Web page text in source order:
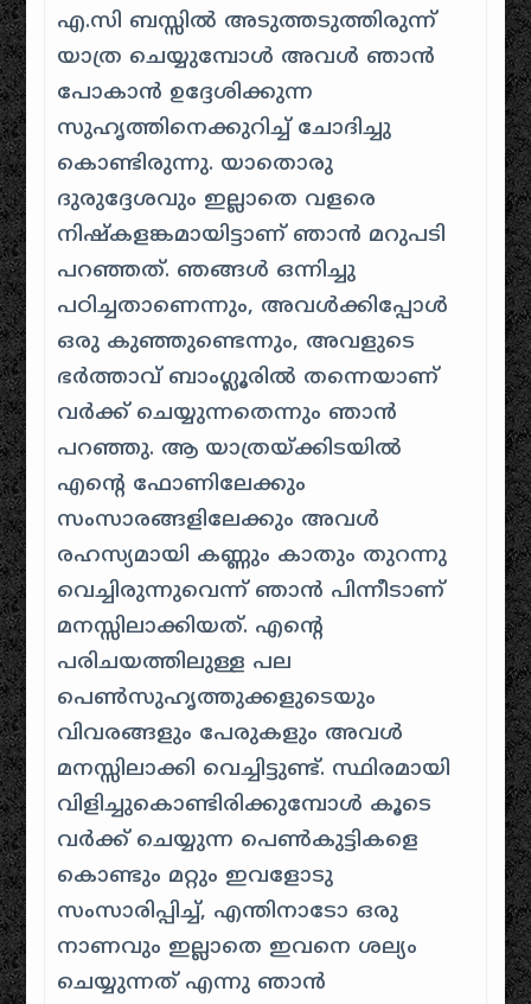
എ.സി ബസ്സിൽ അടുത്തടുത്തിരുന്ന്
യാത്ര ചെയ്യുമ്പോൾ അവൾ ഞാൻ
പോകാൻ ഉദ്ദേശിക്കുന്ന
സുഹൃത്തിനെക്കുറിച്ച് ചോദിച്ചു
കൊണ്ടിരുന്നു. യാതൊരു
ദുരുദ്ദേശവും ഇല്ലാതെ വളരെ
നിഷ്കളങ്കമായിട്ടാണ് ഞാൻ മറുപടി
പറഞ്ഞത്. ഞങ്ങൾ ഒന്നിച്ചു
പഠിച്ചതാണെന്നും, അവൾക്കിപ്പോൾ
ഒരു കുഞ്ഞുണ്ടെന്നും, അവളുടെ
ഭർത്താവ് ബാംഗ്ലൂരിൽ തന്നെയാണ്
വർക്ക് ചെയ്യുന്നതെന്നും ഞാൻ
പറഞ്ഞു. ആ യാത്രയ്ക്കിടയിൽ
എൻ്റെ ഫോണിലേക്കും
സംസാരങ്ങളിലേക്കും അവൾ
രഹസ്യമായി കണ്ണും കാതും തുറന്നു
വെച്ചിരുന്നുവെന്ന് ഞാൻ പിന്നീടാണ്
മനസ്സിലാക്കിയത്. എൻ്റെ
പരിചയത്തിലുള്ള പല
പെൺസുഹൃത്തുക്കളുടെയും
വിവരങ്ങളും പേരുകളും അവൾ
മനസ്സിലാക്കി വെച്ചിട്ടുണ്ട്. സ്ഥിരമായി
വിളിച്ചുകൊണ്ടിരിക്കുമ്പോൾ കൂടെ
വർക്ക് ചെയ്യുന്ന പെൺകുട്ടികളെ
കൊണ്ടും മറ്റും ഇവളോടു
സംസാരിപ്പിച്ച്, എന്തിനാടോ ഒരു
നാണവും ഇല്ലാതെ ഇവനെ ശല്യം
ചെയ്യുന്നത് എന്നു ഞാൻ